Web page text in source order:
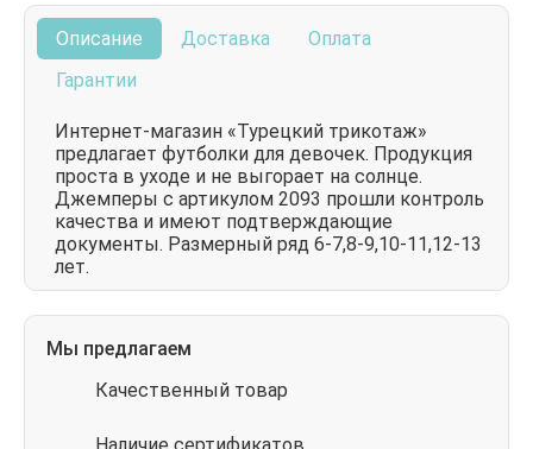
Описание Доставка
Оплата
Гарантии
Интернет-магазин «Турецкий трикотаж»
предлагает футболки для девочек. Продукция
проста в уходе и не выгорает на солнце.
Джемперы с артикулом 2093 прошли контроль
качества и имеют подтверждающие
документы. Размерный ряд 6-7,8-9,10-11,12-13
лет.
Мы предлагаем
Качественный товар
Наличие сертификатов